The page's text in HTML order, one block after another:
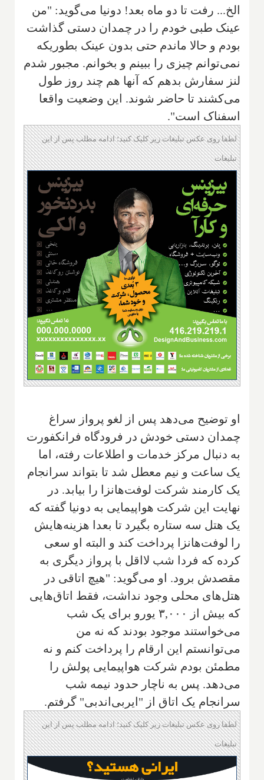
الخ... رفت تا دو ماه بعد! دونیا می‌گوید: "من
عینک طبی خودم را در چمدان دستی گذاشت
بودم و حالا ماندم حتی بدون عینک بطوریکه
نمی‌توانم چیزی را ببینم و بخوانم. مجبور شدم
لنز سفارش بدهم که آنها هم چند روز طول
می‌کشند تا حاضر شوند. این وضعیت واقعا
اسفناک است".
لطفا روی عکس تبلیغات زیر کلیک کنید؛ ادامه مطلب پس از این
تبلیغات
او توضیح می‌دهد پس از لغو پرواز سراغ
چمدان دستی خودش در فرودگاه فرانکفورت
به دنبال مرکز خدمات و اطلاعات رفته، اما
یک ساعت و نیم معطل شد تا بتواند سرانجام
یک کارمند شرکت لوفت‌هانزا را بیابد. در
نهایت این شرکت هواپیمایی به دونیا گفته که
یک هتل سه ستاره بگیرد تا بعدا هزینه‌هایش
را لوفت‌هانزا پرداخت کند و البته او سعی
کرده که فردا شب لااقل با پرواز دیگری به
مقصدش برود. او می‌گوید: "هیچ اتاقی در
هتل‌های محلی وجود نداشت، فقط اتاق‌هایی
که بیش از ۳,۰۰۰ یورو برای یک شب
می‌خواستند موجود بودند که نه من
می‌توانستم این ارقام را پرداخت کنم و نه
مطمئن بودم شرکت هواپیمایی پولش را
می‌دهد. پس به ناچار حدود نیمه شب
سرانجام یک اتاق از "ایربی‌اندبی" گرفتم.
لطفا روی عکس تبلیغات زیر کلیک کنید؛ ادامه مطلب پس از این
تبلیغات